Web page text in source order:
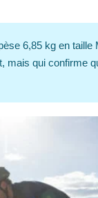
6,85 kg en
mais qui confirme